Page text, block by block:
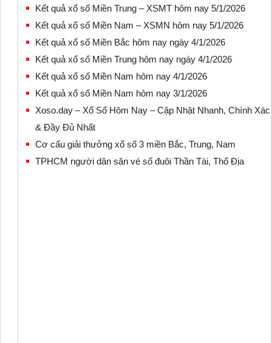
Kết quả xổ số Miền Trung – XSMT hôm nay 5/1/2026
Kết quả xổ số Miền Nam – XSMN hôm nay 5/1/2026
Kết quả xổ số Miền Bắc hôm nay ngày 4/1/2026
Kết quả xổ số Miền Trung hôm nay ngày 4/1/2026
Kết quả xổ số Miền Nam hôm nay 4/1/2026
Kết quả xổ số Miền Nam hôm nay 3/1/2026
Xoso.day – Xổ Số Hôm Nay – Cập Nhật Nhanh, Chính Xác
& Đầy Đủ Nhất
Cơ cấu giải thưởng xổ số 3 miền Bắc, Trung, Nam
TPHCM người dân săn vé số đuôi Thần Tài, Thổ Địa